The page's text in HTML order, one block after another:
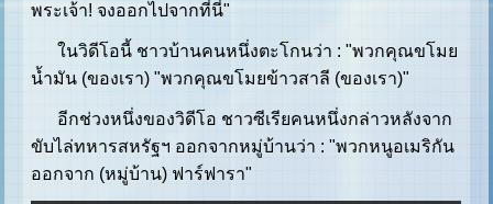
พระเจ้า! จงออกไปจากที่นี่"
ในวิดีโอนี้ ชาวบ้านคนหนึ่งตะโกนว่า : "พวกคุณขโมย
น้ำมัน (ของเรา) "พวกคุณขโมยข้าวสาลี (ของเรา)"
อีกช่วงหนึ่งของวิดีโอ ชาวซีเรียคนหนึ่งกล่าวหลังจาก
ขับไล่ทหารสหรัฐฯ ออกจากหมู่บ้านว่า : "พวกหนูอเมริกัน
ออกจาก (หมู่บ้าน) ฟาร์ฟารา"